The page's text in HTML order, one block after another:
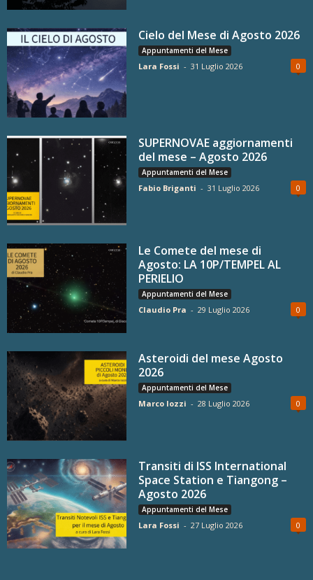
Cielo del Mese di Agosto 2026
Appuntamenti del Mese
Lara Fossi - 31 Luglio 2026 0
SUPERNOVAE aggiornamenti
del mese – Agosto 2026
Appuntamenti del Mese
Fabio Briganti - 31 Luglio 2026 0
Le Comete del mese di
Agosto: LA 10P/TEMPEL AL
PERIELIO
Appuntamenti del Mese
Claudio Pra - 29 Luglio 2026 0
Asteroidi del mese Agosto
2026
Appuntamenti del Mese
Marco Iozzi - 28 Luglio 2026 0
Transiti di ISS International
Space Station e Tiangong –
Agosto 2026
Appuntamenti del Mese
Lara Fossi - 27 Luglio 2026 0